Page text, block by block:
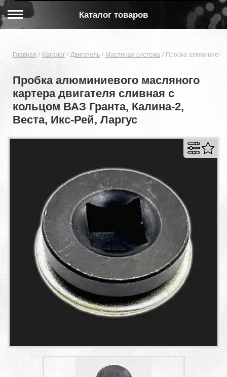
Каталог товаров
Главная Каталог Двигатель Масляная система Пробка
Пробка алюминиевого масляного
картера двигателя сливная с
кольцом ВАЗ Гранта, Калина-2,
Веста, Икс-Рей, Ларгус